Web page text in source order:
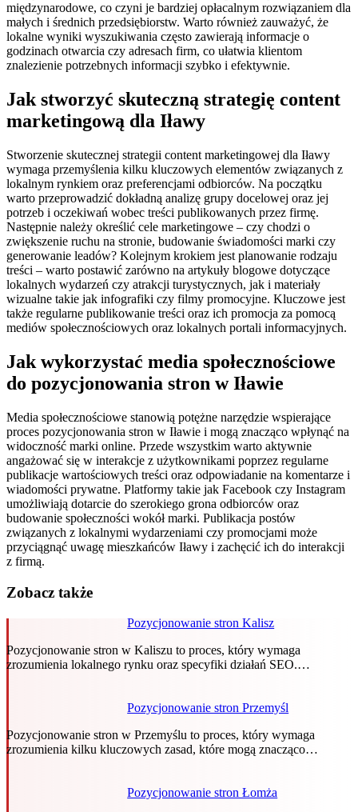
międzynarodowe, co czyni je bardziej opłacalnym rozwiązaniem dla
małych i średnich przedsiębiorstw. Warto również zauważyć, że
lokalne wyniki wyszukiwania często zawierają informacje o
godzinach otwarcia czy adresach firm, co ułatwia klientom
znalezienie potrzebnych informacji szybko i efektywnie.
Jak stworzyć skuteczną strategię content
marketingową dla Iławy
Stworzenie skutecznej strategii content marketingowej dla Iławy
wymaga przemyślenia kilku kluczowych elementów związanych z
lokalnym rynkiem oraz preferencjami odbiorców. Na początku
warto przeprowadzić dokładną analizę grupy docelowej oraz jej
potrzeb i oczekiwań wobec treści publikowanych przez firmę.
Następnie należy określić cele marketingowe – czy chodzi o
zwiększenie ruchu na stronie, budowanie świadomości marki czy
generowanie leadów? Kolejnym krokiem jest planowanie rodzaju
treści – warto postawić zarówno na artykuły blogowe dotyczące
lokalnych wydarzeń czy atrakcji turystycznych, jak i materiały
wizualne takie jak infografiki czy filmy promocyjne. Kluczowe jest
także regularne publikowanie treści oraz ich promocja za pomocą
mediów społecznościowych oraz lokalnych portali informacyjnych.
Jak wykorzystać media społecznościowe
do pozycjonowania stron w Iławie
Media społecznościowe stanowią potężne narzędzie wspierające
proces pozycjonowania stron w Iławie i mogą znacząco wpłynąć na
widoczność marki online. Przede wszystkim warto aktywnie
angażować się w interakcje z użytkownikami poprzez regularne
publikacje wartościowych treści oraz odpowiadanie na komentarze i
wiadomości prywatne. Platformy takie jak Facebook czy Instagram
umożliwiają dotarcie do szerokiego grona odbiorców oraz
budowanie społeczności wokół marki. Publikacja postów
związanych z lokalnymi wydarzeniami czy promocjami może
przyciągnąć uwagę mieszkańców Iławy i zachęcić ich do interakcji
z firmą.
Zobacz także
Pozycjonowanie stron Kalisz
Pozycjonowanie stron w Kaliszu to proces, który wymaga
zrozumienia lokalnego rynku oraz specyfiki działań SEO.…
Pozycjonowanie stron Przemyśl
Pozycjonowanie stron w Przemyślu to proces, który wymaga
zrozumienia kilku kluczowych zasad, które mogą znacząco…
Pozycjonowanie stron Łomża